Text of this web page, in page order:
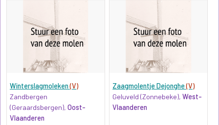
Winterslagmoleken(V)
Zandbergen
(Geraardsbergen), Oost-
Vlaanderen
Zaagmolentje Dejonghe(V)
Geluveld (Zonnebeke),West-
Vlaanderen